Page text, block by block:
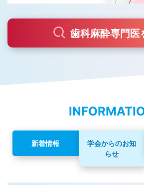
歯科麻酔専門医
新着情報
学会からのお知
らせ